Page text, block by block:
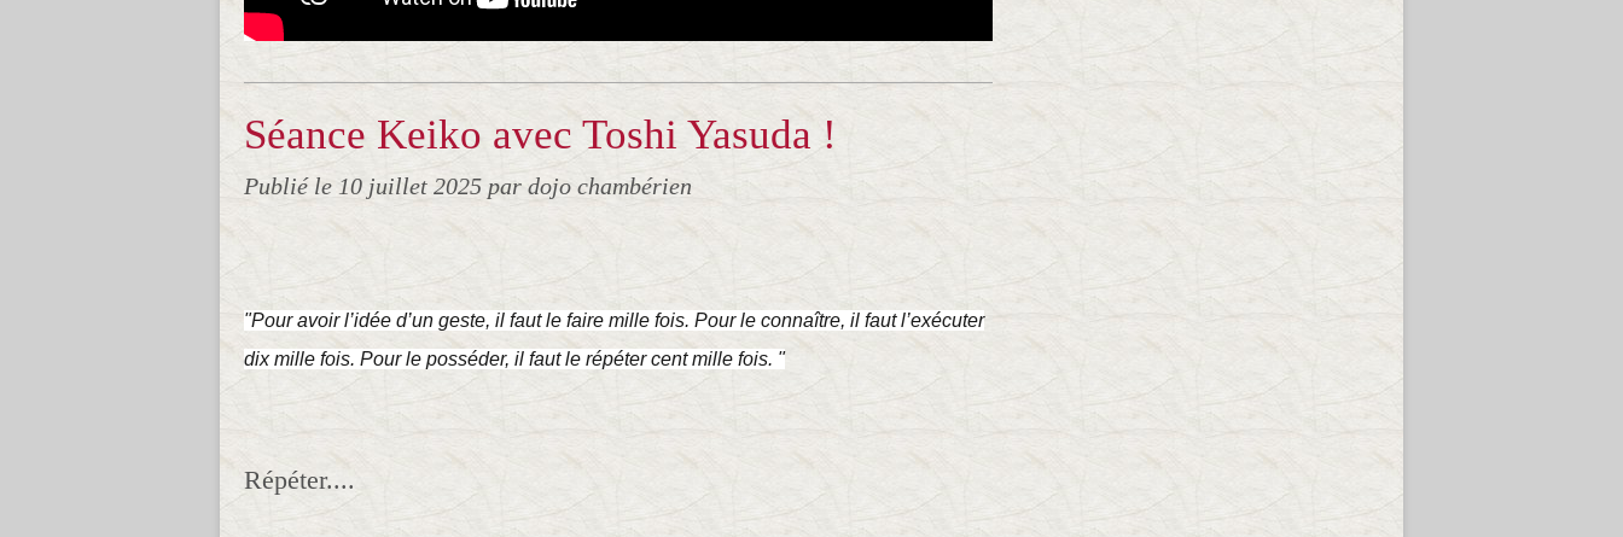
Séance Keiko avec Toshi Yasuda !
Publié le 10 juillet 2025 par dojo chambérien
"Pour avoir l’idée d’un geste, il faut le faire mille fois. Pour le connaître, il faut l’exécuter
dix mille fois. Pour le posséder, il faut le répéter cent mille fois. "
Répéter....